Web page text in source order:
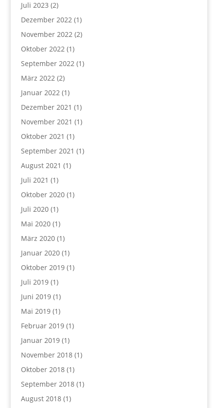
Juli 2023 (2)
Dezember 2022(1)
November 2022(2)
Oktober 2022(1)
September 2022(1)
März 2022(2)
Januar 2022(1)
Dezember 2021 (1)
November 2021 (1)
Oktober 2021 (1)
September 2021 (1)
August 2021 (1)
Juli 2021 (1)
Oktober 2020(1)
Juli 2020(1)
Mai 2020(1)
März 2020(1)
Januar 2020(1)
Oktober 2019(1)
Juli 2019(1)
Juni 2019(1)
Mai 2019(1)
Februar 2019(1)
Januar 2019(1)
November 2018(1)
Oktober 2018(1)
September 2018(1)
August 2018(1)